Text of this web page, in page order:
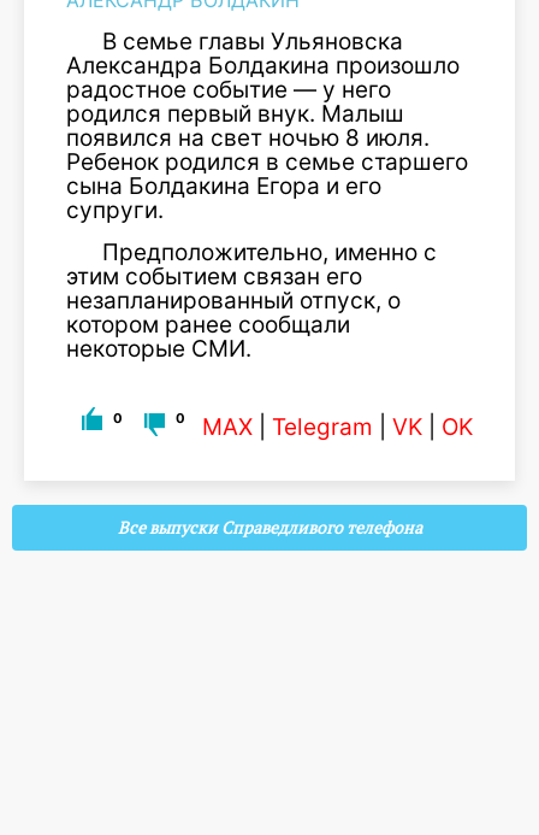
В семье главы Ульяновска
Александра Болдакина произошло
радостное событие — у него
родился первый внук. Малыш
появился на свет ночью 8 июля.
Ребенок родился в семье старшего
сына Болдакина Егора и его
супруги.
Предположительно, именно с
этим событием связан его
незапланированный отпуск, о
котором ранее сообщали
некоторые СМИ.
0 0 MAX Telegram VK OK
Все выпуски Справедливого телефона